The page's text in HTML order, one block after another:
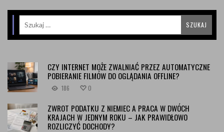
CZY INTERNET MOŻE ZWALNIAĆ PRZEZ AUTOMATYCZNE
POBIERANIE FILMÓW DO OGLĄDANIA OFFLINE?
186 0
ZWROT PODATKU Z NIEMIEC A PRACA W DWÓCH
KRAJACH W JEDNYM ROKU – JAK PRAWIDŁOWO
ROZLICZYĆ DOCHODY?